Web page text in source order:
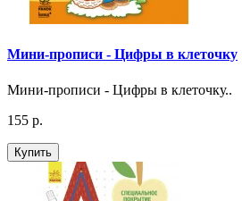
Мини-прописи - Цифры в клеточку
Мини-прописи - Цифры в клеточку..
155 р.
Купить